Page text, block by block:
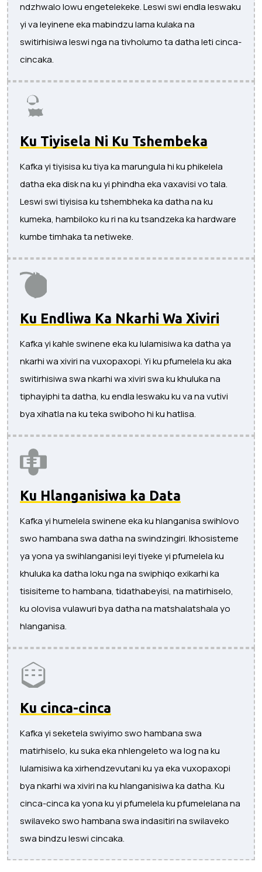
ndzhwalo lowu engetelekeke. Leswi swi endla leswaku
yi va leyinene eka mabindzu lama kulaka na
switirhisiwa leswi nga na tivholumo ta datha leti cinca-
cincaka.
Ku Tiyisela Ni Ku Tshembeka
Kafka yi tiyisisa ku tiya ka marungula hi ku phikelela
datha eka disk na ku yi phindha eka vaxavisi vo tala.
Leswi swi tiyisisa ku tshembheka ka datha na ku
kumeka, hambiloko ku ri na ku tsandzeka ka hardware
kumbe timhaka ta netiweke.
Ku Endliwa Ka Nkarhi Wa Xiviri
Kafka yi kahle swinene eka ku lulamisiwa ka datha ya
nkarhi wa xiviri na vuxopaxopi. Yi ku pfumelela ku aka
switirhisiwa swa nkarhi wa xiviri swa ku khuluka na
tiphayiphi ta datha, ku endla leswaku ku va na vutivi
bya xihatla na ku teka swiboho hi ku hatlisa.
Ku Hlanganisiwa ka Data
Kafka yi humelela swinene eka ku hlanganisa swihlovo
swo hambana swa datha na swindzingiri. Ikhosisteme
ya yona ya swihlanganisi leyi tiyeke yi pfumelela ku
khuluka ka datha loku nga na swiphiqo exikarhi ka
tisisiteme to hambana, tidathabeyisi, na matirhiselo,
ku olovisa vulawuri bya datha na matshalatshala yo
hlanganisa.
Ku cinca-cinca
Kafka yi seketela swiyimo swo hambana swa
matirhiselo, ku suka eka nhlengeleto wa log na ku
lulamisiwa ka xirhendzevutani ku ya eka vuxopaxopi
bya nkarhi wa xiviri na ku hlanganisiwa ka datha. Ku
cinca-cinca ka yona ku yi pfumelela ku pfumelelana na
swilaveko swo hambana swa indasitiri na swilaveko
swa bindzu leswi cincaka.